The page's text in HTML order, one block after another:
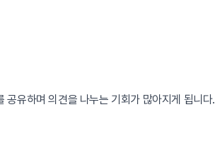
유하며 의견을 나누는 기회가 많아지게 됩니